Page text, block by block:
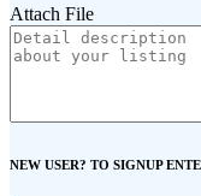
Attach File
NEW USER? TO SIGNUP